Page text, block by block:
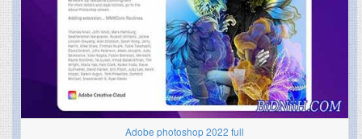
Adobe photoshop 2022 full